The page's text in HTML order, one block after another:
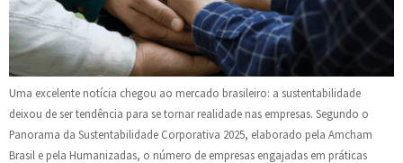
Uma excelente notícia chegou ao mercado brasileiro: a sustentabilidade
deixou de ser tendência para se tornar realidade nas empresas. Segundo o
Panorama da Sustentabilidade Corporativa 2025, elaborado pela Amcham
Brasil e pela Humanizadas, o número de empresas engajadas em práticas